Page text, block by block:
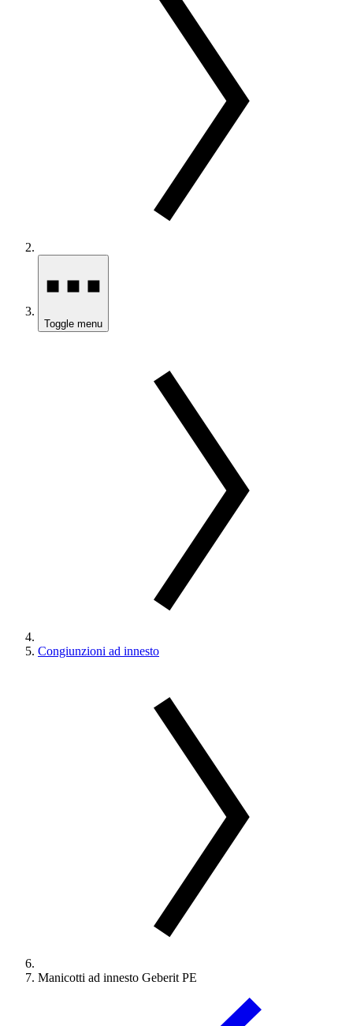
Toggle menu
Congiunzioni ad innesto
Manicotti ad innesto Geberit PE